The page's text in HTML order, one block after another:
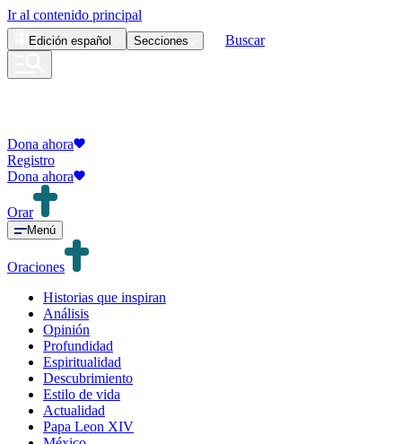
Ir al contenido principal
Edición español Secciones Buscar
Dona ahora
Registro
Dona ahora
Orar
Menú
Oraciones
Historias que inspiran
Análisis
Opinión
Profundidad
Espiritualidad
Descubrimiento
Estilo de vida
Actualidad
Papa Leon XIV